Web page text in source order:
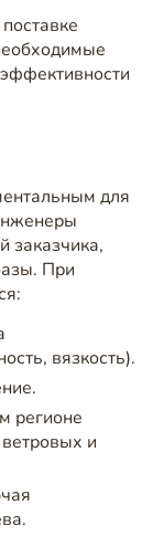
для
заказчика,
При
вязкость).
регионе
и